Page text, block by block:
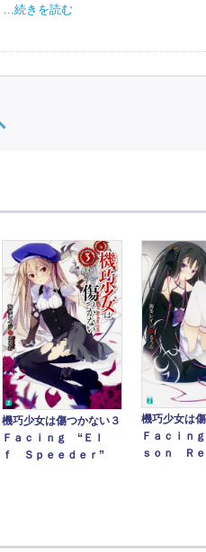
…続きを読む
機巧少女は傷つかない３
Ｆａｃｉｎｇ “Ｅｌ
ｆ Ｓｐｅｅｄｅｒ”
機巧少女は
Ｆａｃｉｎ
ｓｏｎ Ｒｅ